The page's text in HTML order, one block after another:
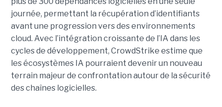
journée, permettant la récupération d’identifiants
avant une progression vers des environnements
cloud. Avec l’intégration croissante de l’IA dans les
cycles de développement, CrowdStrike estime que
les écosystèmes IA pourraient devenir un nouveau
terrain majeur de confrontation autour de la sécurité
des chaînes logicielles.